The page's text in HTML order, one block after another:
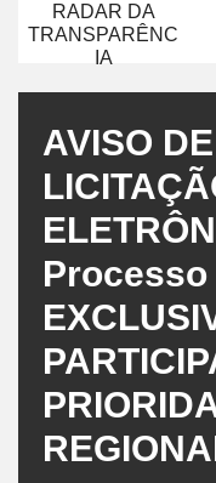
RADAR DA
TRANSPARÊNC
IA
AVISO
Processo